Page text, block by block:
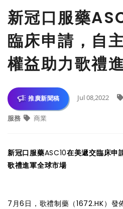
新冠口服藥
臨床申請，自
權益助力歌禮
推廣新聞稿 Jul 08,2022
服務 商業
新冠口服藥ASC10在美遞交臨床申
歌禮進軍全球市場
7月6日，歌禮制藥（1672.HK）發